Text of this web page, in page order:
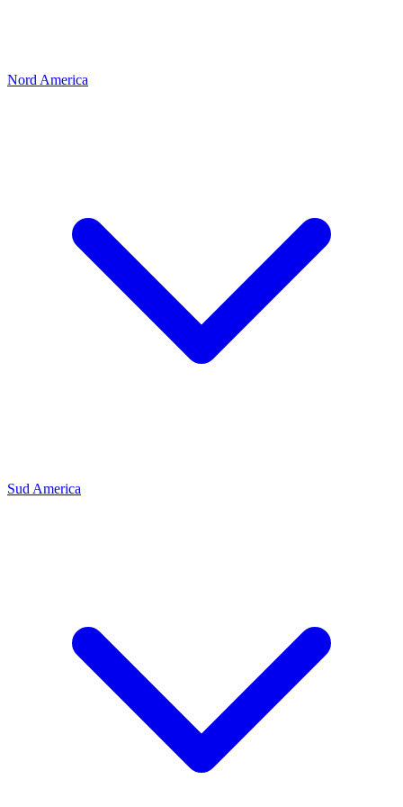
Nord America
Sud America